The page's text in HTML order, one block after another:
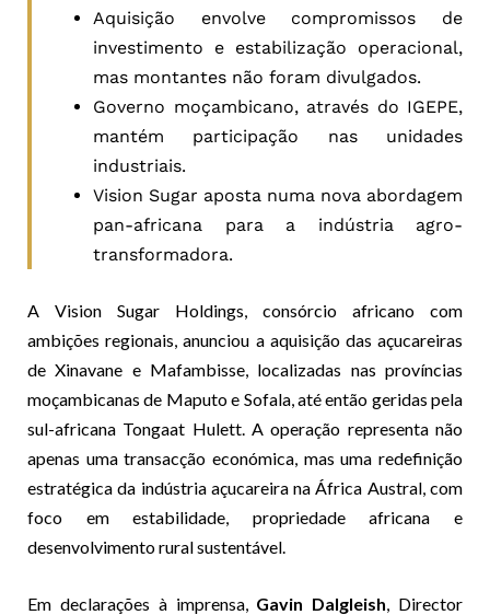
Aquisição envolve compromissos de
investimento e estabilização operacional,
mas montantes não foram divulgados.
Governo moçambicano, através do IGEPE,
mantém participação nas unidades
industriais.
Vision Sugar aposta numa nova abordagem
pan-africana para a indústria agro-
transformadora.
A Vision Sugar Holdings, consórcio africano com
ambições regionais, anunciou a aquisição das açucareiras
de Xinavane e Mafambisse, localizadas nas províncias
moçambicanas de Maputo e Sofala, até então geridas pela
sul-africana Tongaat Hulett. A operação representa não
apenas uma transacção económica, mas uma redefinição
estratégica da indústria açucareira na África Austral, com
foco em estabilidade, propriedade africana e
desenvolvimento rural sustentável.
Em declarações à imprensa, Gavin Dalgleish, Director